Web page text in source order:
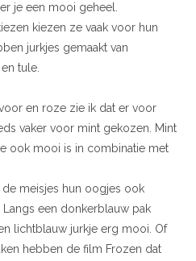
je een mooi geheel.
kiezen ze vaak voor hun
jurkjes gemaakt van
tule.
en roze zie ik dat er voor
vaker voor mint gekozen. Mint
ook mooi is in combinatie met
de meisjes hun oogjes ook
een donkerblauw pak
lichtblauw jurkje erg mooi. Of
hebben de film Frozen dat